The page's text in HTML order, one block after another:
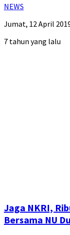
NEWS
Jumat, 12 April
7 tahun yang lalu
Jaga NKRI,
Bersama NU